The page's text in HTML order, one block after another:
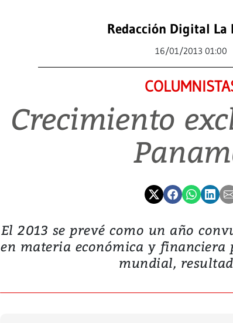
Redacción Digital La
16/01/2013 01:00
Crecimiento
El 2013 se prevé como un año
en materia económica y financiera
mundial,